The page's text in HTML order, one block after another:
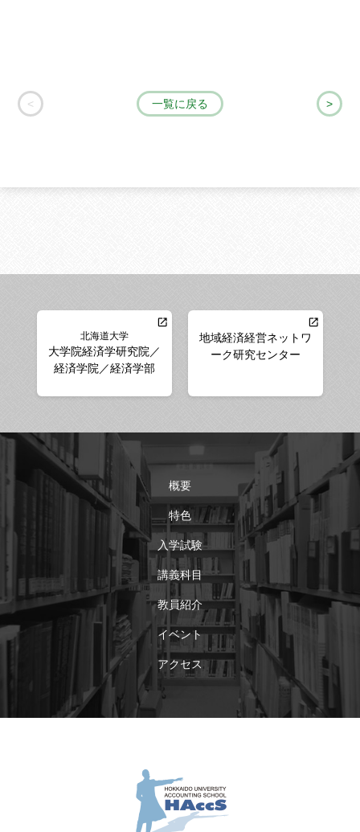
< 一覧に戻る >
北海道大学
大学院経済学研究院／
経済学院／経済学部
地域経済経営ネットワ
ーク研究センター
概要
特色
入学試験
講義科目
教員紹介
イベント
アクセス